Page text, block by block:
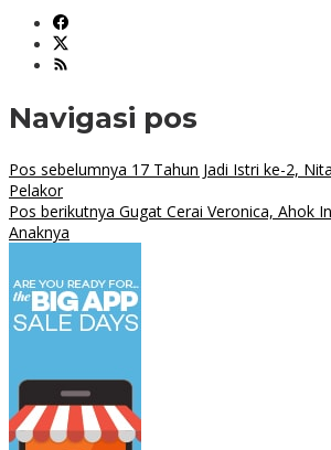
Navigasi pos
Pos sebelumnya 17 Tahun Jadi Istri ke-2,
Pelakor
Pos berikutnya Gugat Cerai Veronica, Ahok
Anaknya